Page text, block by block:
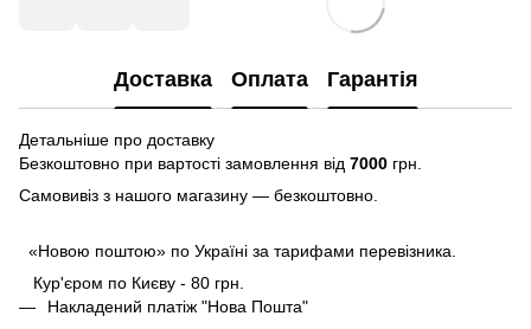
Доставка Оплата Гарантія
Детальніше про доставку
Безкоштовно при вартості замовлення від 7000 грн.
Самовивіз з нашого магазину — безкоштовно.
«Новою поштою» по Україні за тарифами перевізника.
Кур'єром по Києву - 80 грн.
Накладений платіж "Нова Пошта"